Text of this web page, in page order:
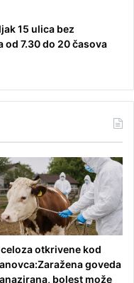
15 ulica bez
7.30 do 20 časova
otkrivene kod
goveda
bolest može